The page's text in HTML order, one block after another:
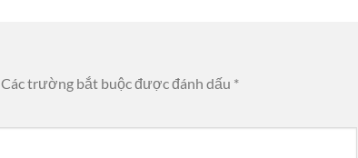
Các trường bắt buộc được đánh dấu *